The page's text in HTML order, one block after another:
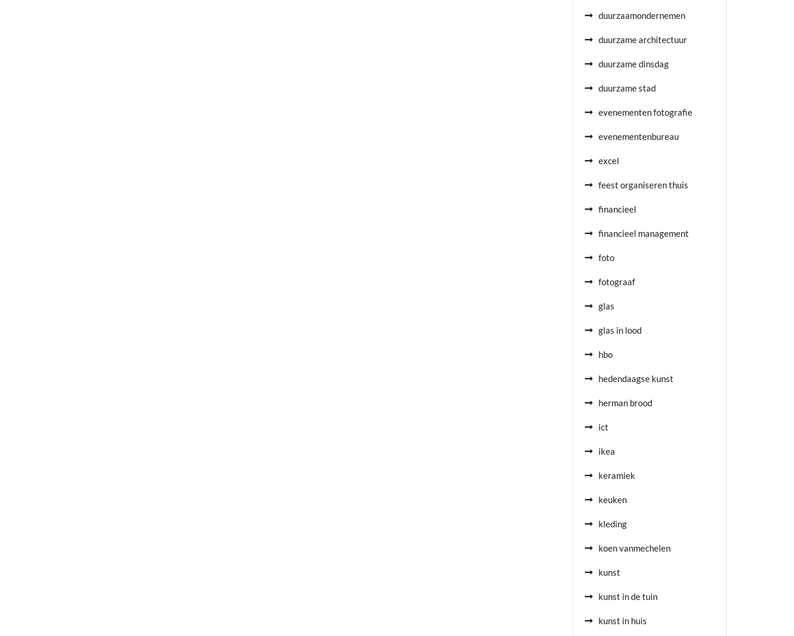
duurzaamondernemen
duurzame architectuur
duurzame dinsdag
duurzame stad
evenementen fotografie
evenementenbureau
excel
feest organiseren thuis
financieel
financieel management
foto
fotograaf
glas
glas in lood
hbo
hedendaagse kunst
herman brood
ict
ikea
keramiek
keuken
kleding
koen vanmechelen
kunst
kunst in de tuin
kunst in huis